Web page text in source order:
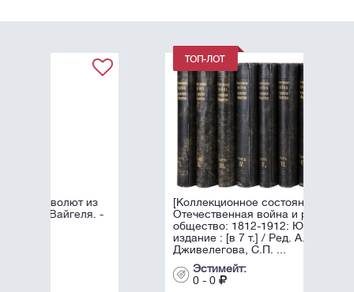
[Коллекционное состояние].
Отечественная война и русское
общество: 1812-1912: Юбилейное
издание : [в 7 т.] / Ред. А.К.
Дживелегова, С.П. ...